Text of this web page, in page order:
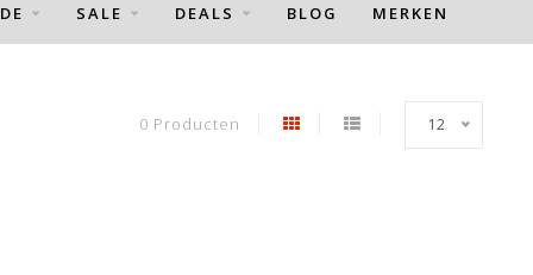
SALE DEALS BLOG MERKEN
0 Producten 12